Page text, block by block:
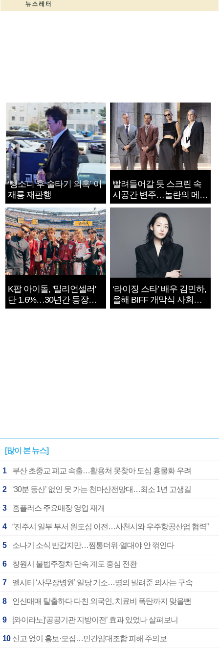
‘뺑소니 후 술타기 의혹’ 이
재룡 재판행
빨려들어갈 듯 스크린 속
시공간 변주…놀란의 메시
지는 ‘전쟁 속죄’
K팝 아이돌, '밀리언셀러'
단 1.6%…30년간 등장
1182개팀 전수조사
‘라이징 스타’ 배우 김민하,
올해 BIFF 개막식 사회자
확정
[많이 본 뉴스]
1 부산 초중교 폐교 속출…활용처 못찾아 도심 흉물화 우려
2 ‘30분 등산’ 없인 못 가는 천마산전망대…최소 1년 고생길
3 홈플러스 주요매장 영업 재개
4 “진주시 일부 부서 원도심 이전…사천시와 우주항공산업 협력”
5 소나기 소식 반갑지만…찜통더위·열대야 안 꺾인다
6 창원시 불법주정차 단속 계도 중심 전환
7 엘시티 ‘사무장병원’ 일당 기소…명의 빌려준 의사는 구속
8 인신매매 탈출하다 다친 외국인, 치료비 폭탄까지 맞을뻔
9 [와이라노]‘공공기관 지방이전’ 효과 있었나 살펴보니
10 신고 없이 홍보·모집…민간임대조합 피해 주의보